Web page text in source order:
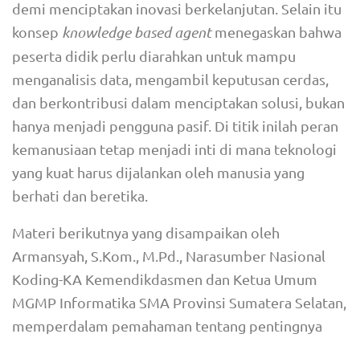
demi menciptakan inovasi berkelanjutan. Selain itu
konsep knowledge based agentmenegaskan bahwa
peserta didik perlu diarahkan untuk mampu
menganalisis data, mengambil keputusan cerdas,
dan berkontribusi dalam menciptakan solusi, bukan
hanya menjadi pengguna pasif. Di titik inilah peran
kemanusiaan tetap menjadi inti di mana teknologi
yang kuat harus dijalankan oleh manusia yang
berhati dan beretika.
Materi berikutnya yang disampaikan oleh
Armansyah, S.Kom., M.Pd., Narasumber Nasional
Koding-KA Kemendikdasmen dan Ketua Umum
MGMP Informatika SMA Provinsi Sumatera Selatan,
memperdalam pemahaman tentang pentingnya